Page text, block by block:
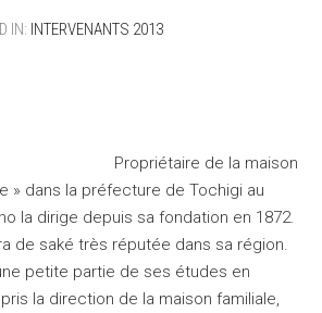
IN: INTERVENANTS 2013
Propriétaire de la maison
» dans la préfecture de Tochigi au
la dirige depuis sa fondation en 1872.
de saké très réputée dans sa région.
petite partie de ses études en
la direction de la maison familiale,